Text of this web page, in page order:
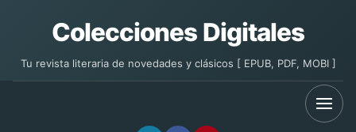
Colecciones Digitales
Tu revista literaria de novedades y clásicos [ EPUB, PDF, MOBI ]